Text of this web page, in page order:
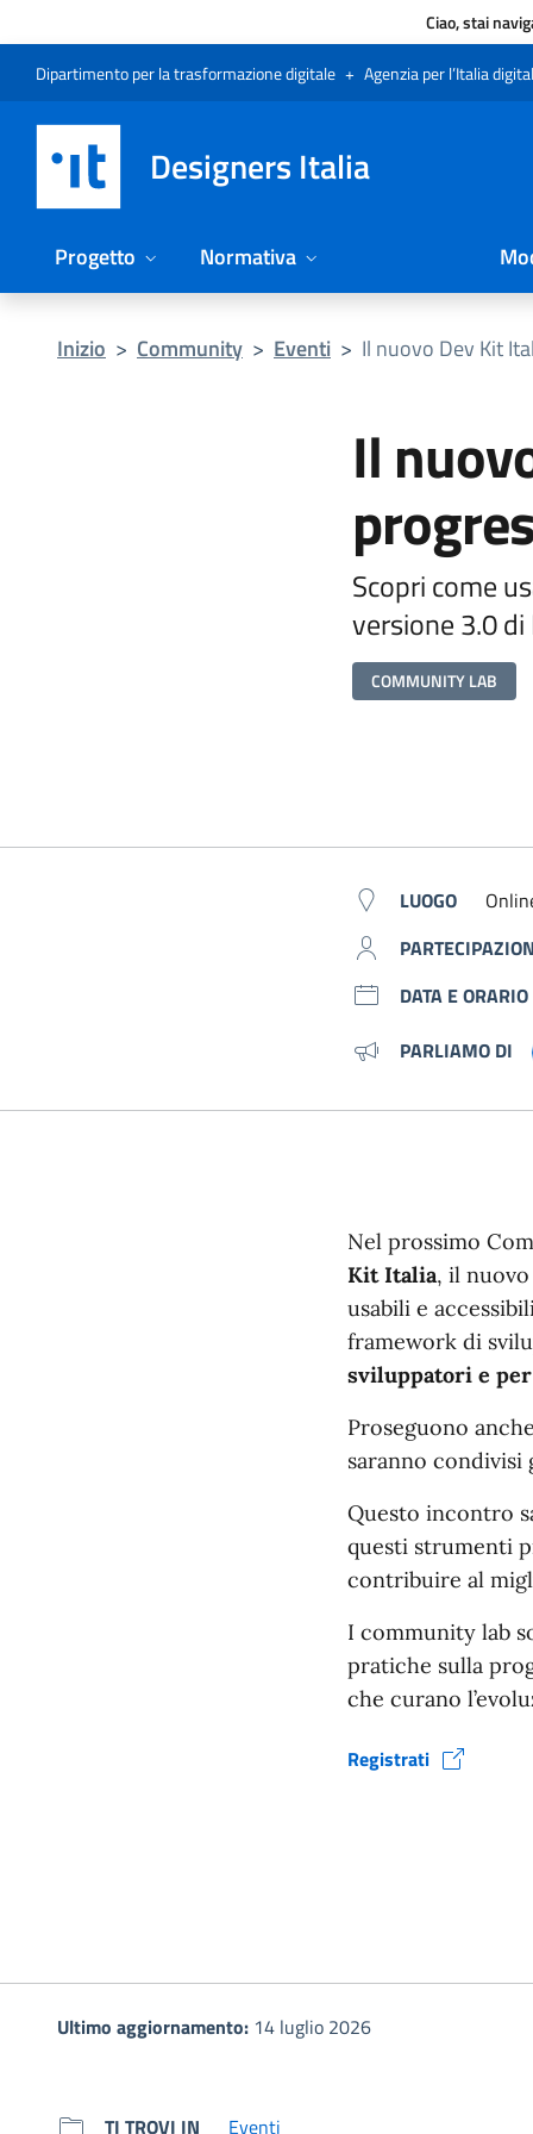
Ciao, stai
Vai al menu
Vai al contenuto
Questa pagina è stata utile?
Vai al piede
Dichiarazione di accessibilità (link esterno su sito AgID)
Dipartimento per la trasformazione digitale + Agenzia per l’Italia
Designers Italia
Progetto Normativa
Inizio > Community > Eventi > Il nuovo Dev Kit
Il
Scopri come
versione 3.0
COMMUNITY LAB
LUOGO
DATA E ORARIO
PARLIAMO DI
Nel prossimo
Kit Italia, il
usabili e
framework di
sviluppatori e
Proseguono
saranno
Questo incontro
questi strumenti
contribuire al
I community lab
pratiche sulla
che curano
Registrati
(si apre in una nuova
Ultimo aggiornamento: 14 luglio 2026
TI TROVI IN Eventi